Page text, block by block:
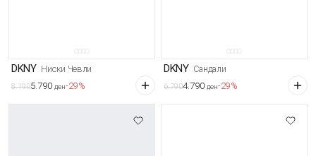
DKNY Ниски Чевли
8.1905.790 ден-29%
DKNY Сандали
6.7904.790 ден-29%